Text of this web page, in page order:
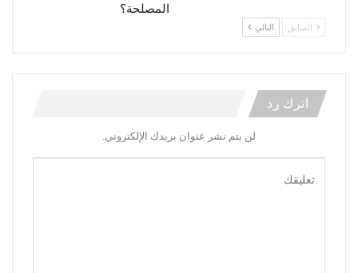
المصلحة؟
السابق التالي
اترك رد
لن يتم نشر عنوان بريدك الإلكتروني.